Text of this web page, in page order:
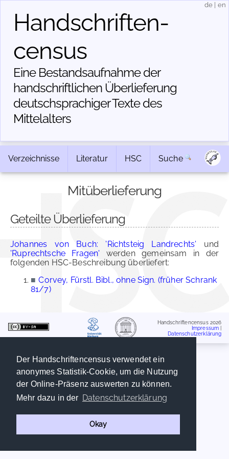
Der Handschriftencensus verwendet ein
anonymes Statistik-Cookie, um die Nutzung
der Online-Präsenz auswerten zu können.
Mehr dazu in der Datenschutzerklärung
Okay
Handschriften­
census
Eine Bestandsaufnahme der
handschriftlichen Über­lieferung
deutschsprachiger Texte des
Mittelalters
de en
Verzeichnisse Literatur HSC Suche
Mitüberlieferung
Geteilte Überlieferung
Johannes von Buch: 'Richtsteig Landrechts' und
'Ruprechtsche Fragen' werden gemeinsam in der
folgenden HSC-Beschreibung überliefert:
■ Corvey, Fürstl. Bibl., ohne Sign. (früher Schrank
81/7)
Handschriftencensus 2026
Impressum
Datenschutzerklärung